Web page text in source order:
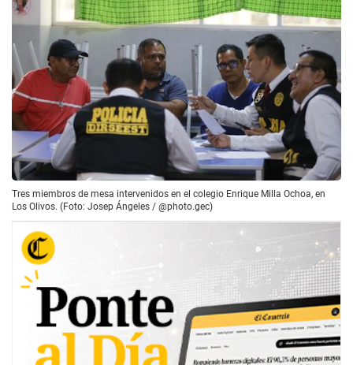
Tres miembros de mesa intervenidos en el colegio Enrique Milla Ochoa, en
Los Olivos. (Foto: Josep Ángeles / @photo.gec)